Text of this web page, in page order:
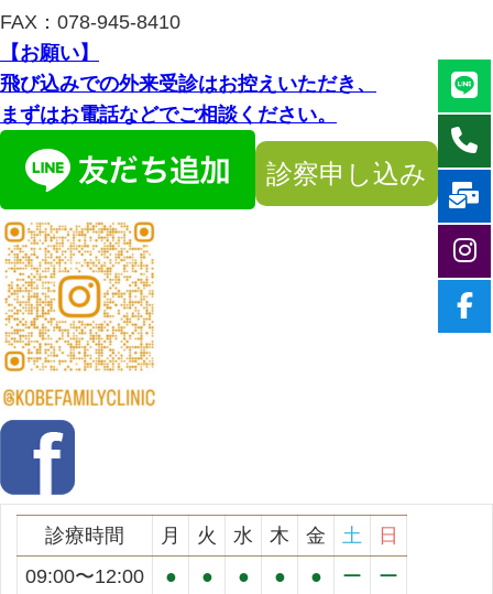
FAX：078-945-8410
【お願い】
飛び込みでの外来受診はお控えいただき、
まずはお電話などでご相談ください。
診察申し込み
診療時間 月 火 水 木 金 土
日
09:00〜12:00
● ● ● ● ● ー
ー